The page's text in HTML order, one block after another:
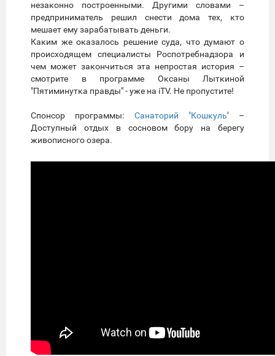
незаконно построенными. Другими словами –
предприниматель решил снести дома тех, кто
мешает ему зарабатывать деньги.
Каким же оказалось решение суда, что думают о
происходящем специалисты Роспотребнадзора и
чем может закончиться эта непростая история –
смотрите в программе Оксаны Лыткиной
"Пятиминутка правды" - уже на iTV. Не пропустите!
Спонсор программы: Санаторий "Кошкуль"–
Доступный отдых в сосновом бору на берегу
живописного озера.